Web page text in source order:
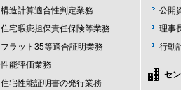
構造計算適合性判定業務
住宅瑕疵担保責任保険等業務
フラット35等適合証明業務
性能評価業務
住宅性能証明書の発行業務
公開
理事
行動
セ